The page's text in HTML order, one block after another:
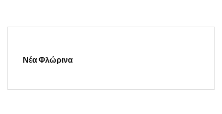
Νέα Φλώρινα